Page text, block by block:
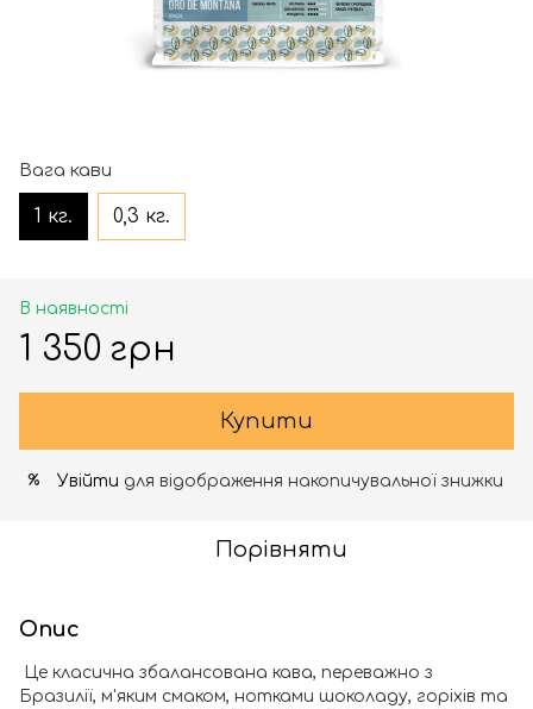
Вага кави
1 кг. 0,3 кг.
В наявності
1 350 грн
Купити
% Увійти для відображення накопичувальної знижки
Порівняти
Опис
Це класична збалансована кава, переважно з
Бразилії, м'яким смаком, нотками шоколаду, горіхів та